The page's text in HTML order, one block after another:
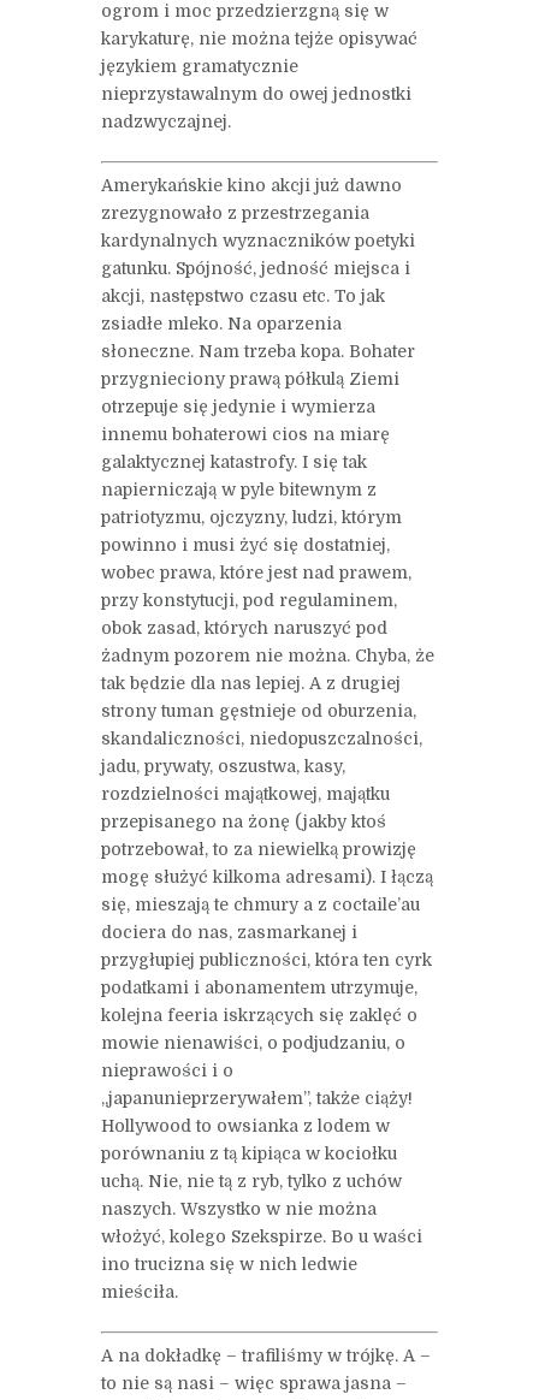
ogrom i moc przedzierzgną się w
karykaturę, nie można tejże opisywać
językiem gramatycznie
nieprzystawalnym do owej jednostki
nadzwyczajnej.
Amerykańskie kino akcji już dawno
zrezygnowało z przestrzegania
kardynalnych wyznaczników poetyki
gatunku. Spójność, jedność miejsca i
akcji, następstwo czasu etc. To jak
zsiadłe mleko. Na oparzenia
słoneczne. Nam trzeba kopa. Bohater
przygnieciony prawą półkulą Ziemi
otrzepuje się jedynie i wymierza
innemu bohaterowi cios na miarę
galaktycznej katastrofy. I się tak
napierniczają w pyle bitewnym z
patriotyzmu, ojczyzny, ludzi, którym
powinno i musi żyć się dostatniej,
wobec prawa, które jest nad prawem,
przy konstytucji, pod regulaminem,
obok zasad, których naruszyć pod
żadnym pozorem nie można. Chyba, że
tak będzie dla nas lepiej. A z drugiej
strony tuman gęstnieje od oburzenia,
skandaliczności, niedopuszczalności,
jadu, prywaty, oszustwa, kasy,
rozdzielności majątkowej, majątku
przepisanego na żonę (jakby ktoś
potrzebował, to za niewielką prowizję
mogę służyć kilkoma adresami). I łączą
się, mieszają te chmury a z coctaile’au
dociera do nas, zasmarkanej i
przygłupiej publiczności, która ten cyrk
podatkami i abonamentem utrzymuje,
kolejna feeria iskrzących się zaklęć o
mowie nienawiści, o podjudzaniu, o
nieprawości i o
„japanunieprzerywałem”, także ciąży!
Hollywood to owsianka z lodem w
porównaniu z tą kipiąca w kociołku
uchą. Nie, nie tą z ryb, tylko z uchów
naszych. Wszystko w nie można
włożyć, kolego Szekspirze. Bo u waści
ino trucizna się w nich ledwie
mieściła.
A na dokładkę – trafiliśmy w trójkę. A –
to nie są nasi – więc sprawa jasna –